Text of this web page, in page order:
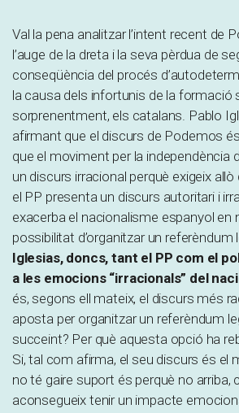
Val la pena analitzar l’intent recent de
l’auge de la dreta i la seva pèrdua de
conseqüència del procés
la causa dels infortunis de la formació
sorprenentment, els catalans. Pablo
afirmant que el discurs de Podemos
que el moviment per la independència
un discurs irracional perquè exigeix
el PP presenta un discurs autoritari i
exacerba el nacionalisme espanyol en
possibilitat d’organitzar un referèndum
Iglesias, doncs, tant el PP com el
a les emocions “irracionals” del
és, segons ell mateix, el discurs més
aposta per organitzar un referèndum
succeint? Per què aquesta opció ha
Si, tal com afirma, el seu discurs és el
no té gaire suport és perquè no arriba,
aconsegueix tenir un impacte